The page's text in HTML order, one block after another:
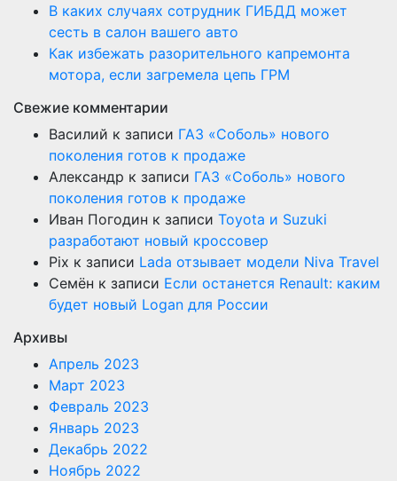
В каких случаях сотрудник ГИБДД может
сесть в салон вашего авто
Как избежать разорительного капремонта
мотора, если загремела цепь ГРМ
Свежие комментарии
Василий к записи ГАЗ «Соболь» нового
поколения готов к продаже
Александр к записи ГАЗ «Соболь» нового
поколения готов к продаже
Иван Погодин к записи Toyota и Suzuki
разработают новый кроссовер
Pix к записи Lada отзывает модели Niva Travel
Семён к записи Если останется Renault: каким
будет новый Logan для России
Архивы
Апрель 2023
Март 2023
Февраль 2023
Январь 2023
Декабрь 2022
Ноябрь 2022